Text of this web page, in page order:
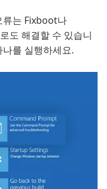
류는 Fixboot나
도 해결할 수 있습니
를 실행하세요.